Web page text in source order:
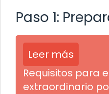
Paso 1:
Leer más
Requisitos para
extraordinario